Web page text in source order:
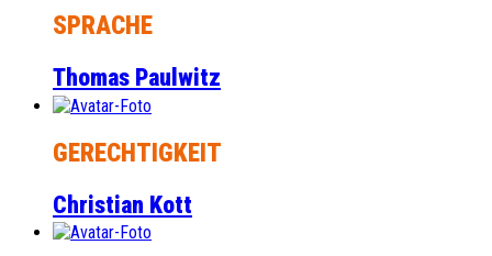
SPRACHE
Thomas Paulwitz
GERECHTIGKEIT
Christian Kott